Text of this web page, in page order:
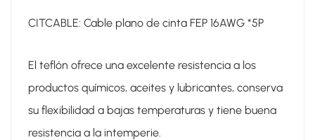
CITCABLE: Cable plano de cinta FEP 16AWG *5P
El teflón ofrece una excelente resistencia a los
productos químicos, aceites y lubricantes, conserva
su flexibilidad a bajas temperaturas y tiene buena
resistencia a la intemperie.